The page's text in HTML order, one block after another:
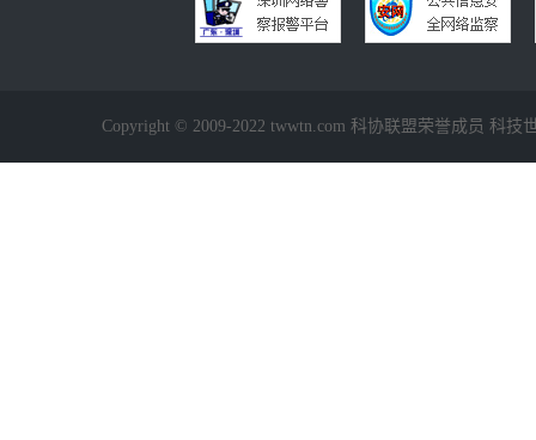
Copyright © 2009-2022 twwtn.com 科协联盟荣誉成员 科